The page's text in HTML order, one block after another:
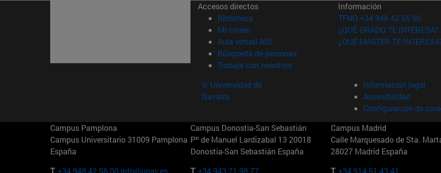
Accesos directos
Biblioteca (abre en nueva ventana)
Mi correo(abre en nueva ventana)
Aula virtual ADI (abre en nueva ventana)
Búsqueda de personas(abre en nueva ventana)
Trabaja con nosotros(abre en nueva ventana)
Información
TFNO +34 948 42 56 00
¿QUÉ GRADO TE INTERESA?
¿QUÉ MÁSTER TE
© Universidad de
Navarra
Información legal
Accesibilidad
Configuración de
Campus Pamplona
Campus Universitario 31009 Pamplona
España
T. +34 948 42 56 00 info@unav.es
Campus Donostia-San Sebastián
Pº de Manuel Lardizabal 13 20018
Donostia-San Sebastián España
T. +34 943 21 98 77
Campus Madrid
Calle Marquesado de Sta.
28027 Madrid España
T. +34 914 51 43 41